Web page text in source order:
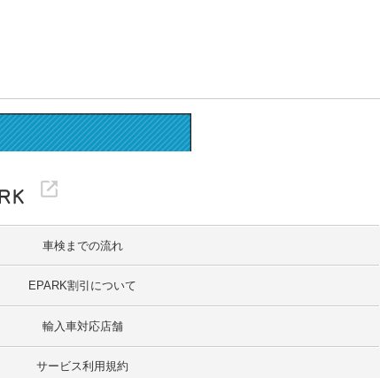
車検までの流れ
EPARK割引について
輸入車対応店舗
サービス利用規約